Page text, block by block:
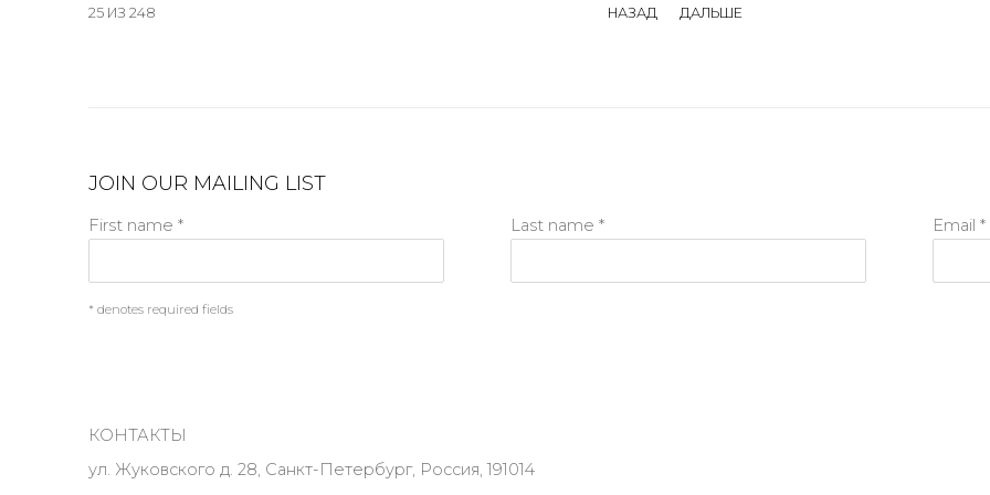
НАЗАД ДАЛЬШЕ
25 ИЗ 248
JOIN OUR MAILING LIST
First name * Last name * Email *
* denotes required fields
КОНТАКТЫ
ул. Жуковского д. 28, Санкт-Петербург, Россия, 191014